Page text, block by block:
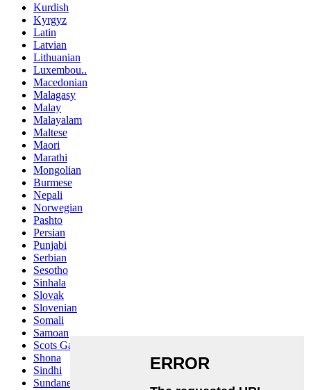
Kurdish
Kyrgyz
Latin
Latvian
Lithuanian
Luxembou..
Macedonian
Malagasy
Malay
Malayalam
Maltese
Maori
Marathi
Mongolian
Burmese
Nepali
Norwegian
Pashto
Persian
Punjabi
Serbian
Sesotho
Sinhala
Slovak
Slovenian
Somali
Samoan
Scots Gaelic
Shona
Sindhi
Sundanese